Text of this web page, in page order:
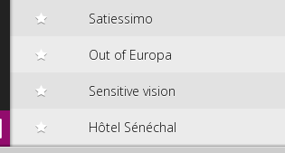
Satiessimo
Out of Europa
Sensitive vision
Hôtel Sénéchal